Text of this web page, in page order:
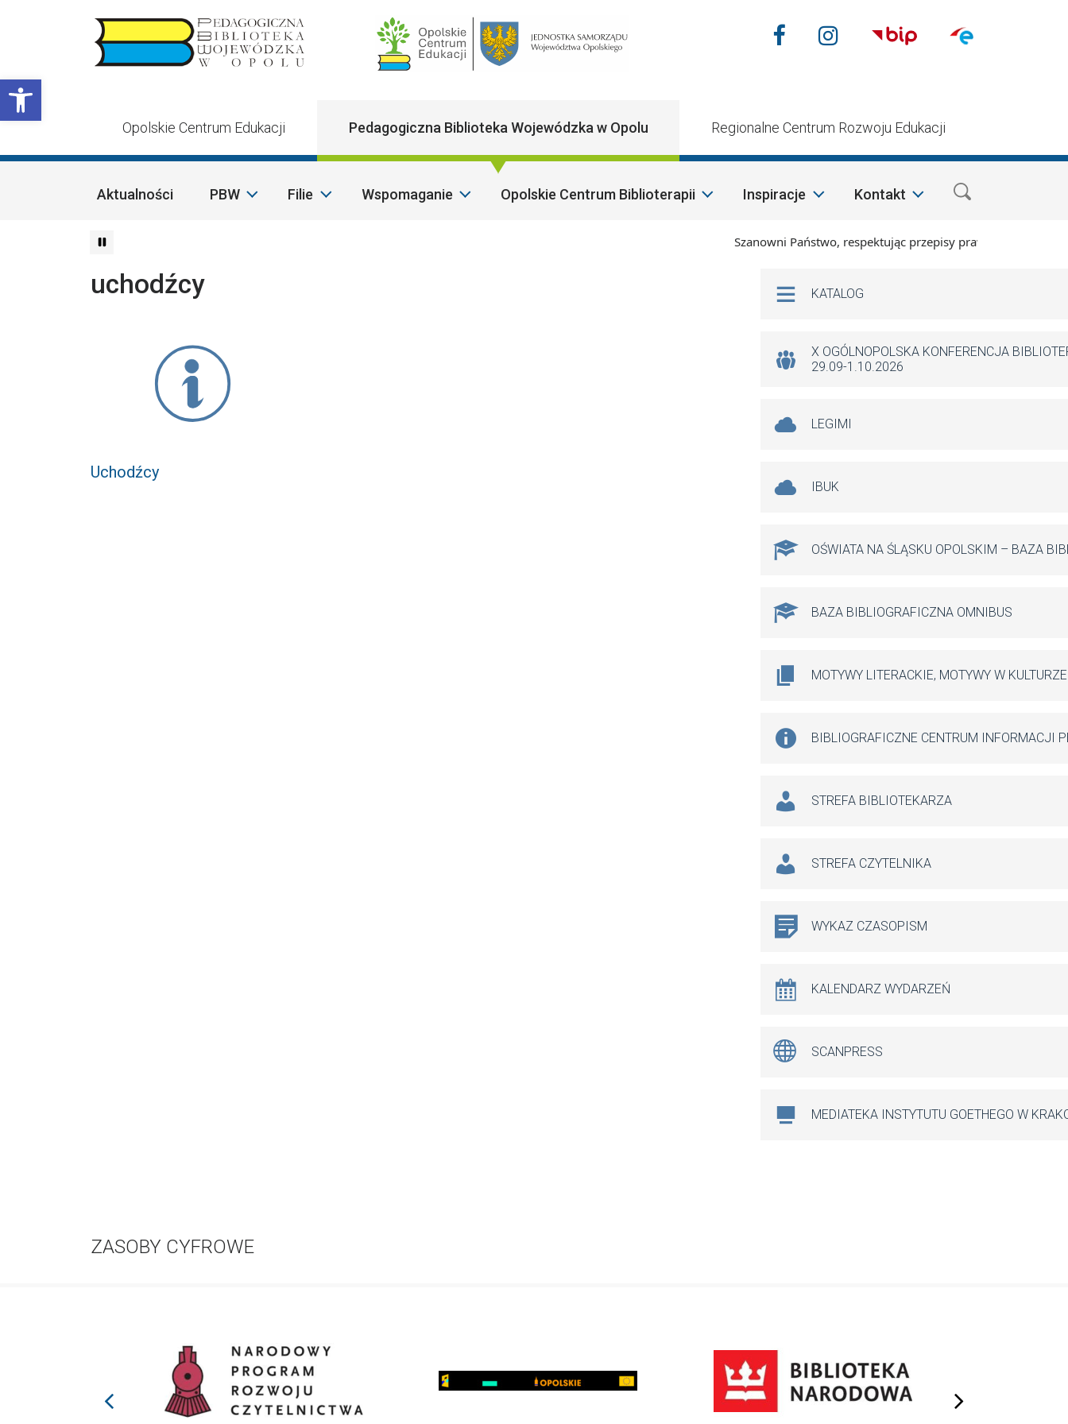
Otwórz pasek narzędzi
Main Navigation
Nasze media
FacebookInstagram
Opolskie Centrum Edukacji Pedagogiczna Biblioteka Wojewódzka w Opolu Regionalne Centrum Rozwoju Edukacji
Aktualności PBW Filie Wspomaganie Opolskie Centrum Biblioterapii Inspiracje Kontakt
Szanowni Państwo, respektując przepisy prawa i mając na
uchodźcy
Uchodźcy
Na skróty
KATALOG
X OGÓLNOPOLSKA KONFERENCJA
29.09-1.10.2026
LEGIMI
IBUK
OŚWIATA NA ŚLĄSKU OPOLSKIM – BAZA
BAZA BIBLIOGRAFICZNA OMNIBUS
MOTYWY LITERACKIE, MOTYWY W KULTURZE
BIBLIOGRAFICZNE CENTRUM INFORMACJI
STREFA BIBLIOTEKARZA
STREFA CZYTELNIKA
WYKAZ CZASOPISM
KALENDARZ WYDARZEŃ
SCANPRESS
MEDIATEKA INSTYTUTU GOETHEGO W
ZASOBY CYFROWE
prev next